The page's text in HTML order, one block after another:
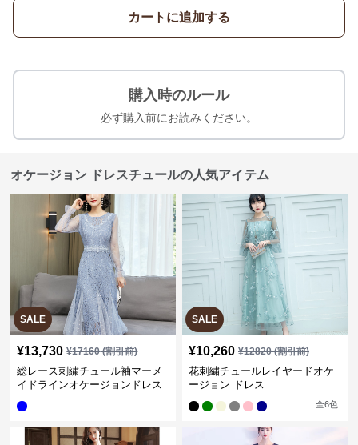
カートに追加する
購入時のルール
必ず購入前にお読みください。
オケージョン ドレスチュールの人気アイテム
SALE
¥13,730 ¥17160(割引前)
総レース刺繍チュール袖マーメ
イドラインオケージョンドレス
SALE
¥10,260 ¥12820(割引前)
花刺繍チュールレイヤードオケ
ージョン ドレス
全6色